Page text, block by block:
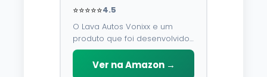
⭐⭐⭐⭐⭐4.5
O Lava Autos Vonixx e um
produto que foi desenvolvido
para limpar, proteger e
conservar a lataria do veiculo.
Por possuir pH neutro, pode
Ver na Amazon →